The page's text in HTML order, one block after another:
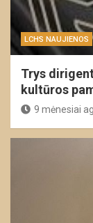
LCHS NAUJIENOS
Trys
kultūros
9 mėnesiai